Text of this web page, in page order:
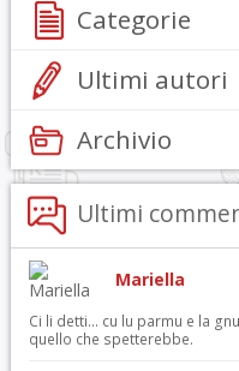
Categorie
Ultimi autori
Archivio
Ultimi
Mariella
Ci li detti… cu lu parmu e la
quello che spetterebbe.